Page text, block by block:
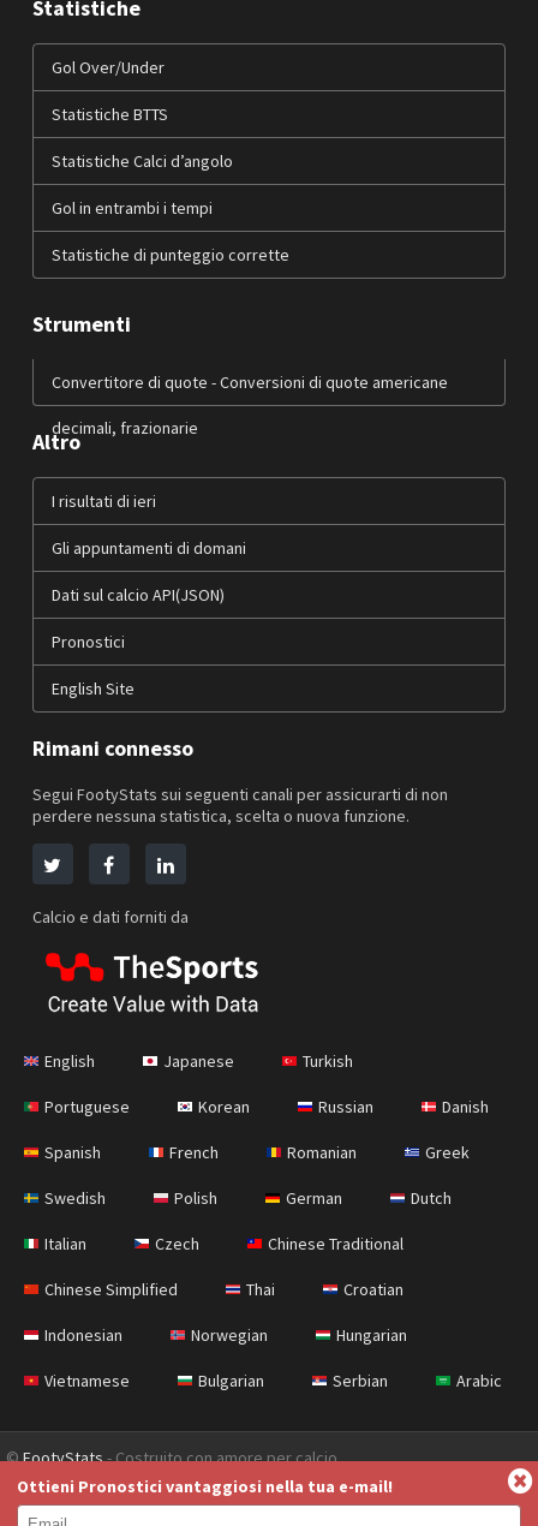
Statistiche
Gol Over/Under
Statistiche BTTS
Statistiche Calci d’angolo
Gol in entrambi i tempi
Statistiche di punteggio corrette
Strumenti
Convertitore di quote - Conversioni di quote americane
decimali, frazionarie
Altro
I risultati di ieri
Gli appuntamenti di domani
Dati sul calcio API(JSON)
Pronostici
English Site
Rimani connesso
Segui FootyStats sui seguenti canali per assicurarti di non
perdere nessuna statistica, scelta o nuova funzione.
Calcio e dati forniti da
English Japanese Turkish
Portuguese Korean Russian Danish
Spanish French Romanian Greek
Swedish Polish German Dutch
Italian Czech Chinese Traditional
Chinese Simplified Thai Croatian
Indonesian Norwegian Hungarian
Vietnamese Bulgarian Serbian Arabic
©FootyStats- Costruito con amore per calcio
Contatti
Chi siamo Aiuto Politica sulla privacy
Ottieni Pronostici vantaggiosi nella tua e-mail!